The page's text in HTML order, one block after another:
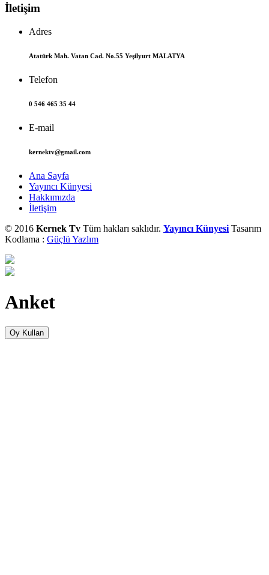
İletişim
Adres
Atatürk Mah. Vatan Cad. No.55 Yeşilyurt MALATYA
Telefon
0 546 465 35 44
E-mail
kernektv@gmail.com
Ana Sayfa
Yayıncı Künyesi
Hakkımızda
İletişim
© 2016 Kernek Tv Tüm hakları saklıdır. Yayıncı Künyesi Tasarım
Kodlama : Güçlü Yazlım
Anket